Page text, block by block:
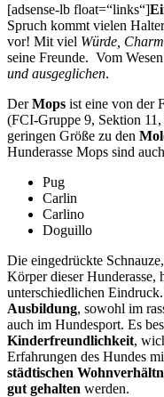
[adsense-lb float=“links“]
Spruch kommt vielen
vor! Mit viel Würde,
seine Freunde. Vom
und ausgeglichen.
DerMops ist eine von der
(FCI-Gruppe 9, Sektion
geringen Größe zu den
Hunderasse Mops sind
Pug
Carlin
Carlino
Doguillo
Die eingedrückte
Körper dieser Hunderasse,
unterschiedlichen
Ausbildung, sowohl im
auch im Hundesport. Es
Kinderfreundlichkeit,
Erfahrungen des Hundes
städtischen
gut gehalten werden.